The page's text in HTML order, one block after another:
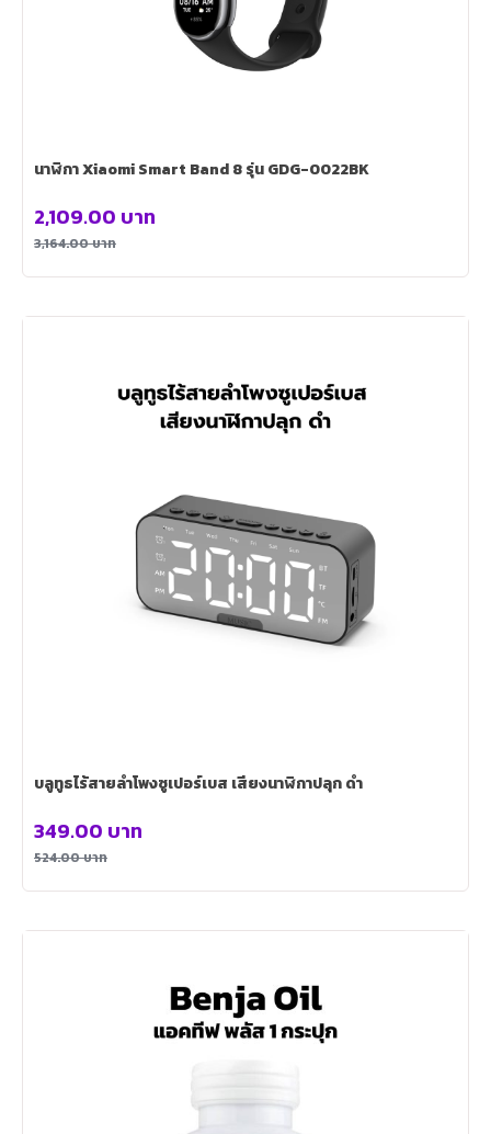
นาฬิกา Xiaomi Smart Band 8 รุ่น GDG-0022BK
3,164.00บาท
2,109.00 บาท
บลูทูธไร้สายลำโพงซูเปอร์เบส เสียงนาฬิกาปลุก ดำ
524.00บาท
349.00 บาท